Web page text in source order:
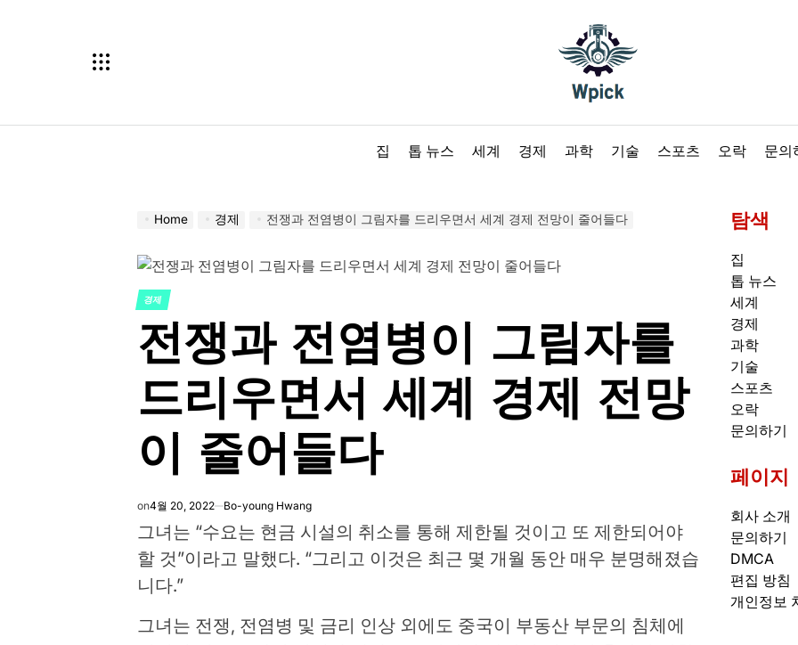
집
톱 뉴스 세계 경제 과학 기술 스포츠 오락 문의
Home 경제 전쟁과 전염병이 그림자를 드리우면서 세계 경제 전망이 줄어들다
POSTED
IN
경제
전쟁과 전염병이 그림자를
드리우면서 세계 경제 전망
이 줄어들다
on4월 20, 2022 Bo-young Hwang
그녀는 “수요는 현금 시설의 취소를 통해 제한될 것이고 또 제한되어야
할 것”이라고 말했다. “그리고 이것은 최근 몇 개월 동안 매우 분명해졌습
니다.”
그녀는 전쟁, 전염병 및 금리 인상 외에도 중국이 부동산 부문의 침체에
탐색
집
톱 뉴스
세계
경제
과학
기술
스포츠
오락
문의하기
페이지
회사 소개
문의하기
DMCA
편집 방침
개인정보